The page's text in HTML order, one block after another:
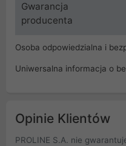
Gwarancja
producenta
Osoba odpowiedzialna i
Uniwersalna informacja o
Opinie Klientów
PROLINE S.A. nie